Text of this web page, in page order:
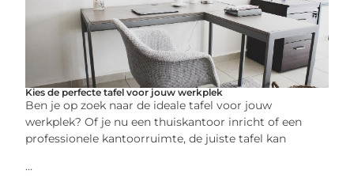
Kies de perfecte tafel voor jouw werkplek
Ben je op zoek naar de ideale tafel voor jouw
werkplek? Of je nu een thuiskantoor inricht of een
professionele kantoorruimte, de juiste tafel kan
...